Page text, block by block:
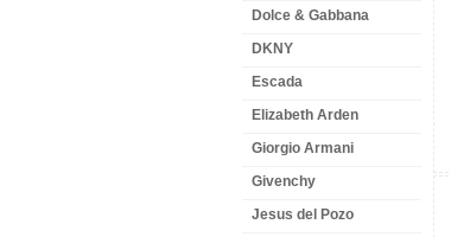
Dolce & Gabbana
DKNY
Escada
Elizabeth Arden
Giorgio Armani
Givenchy
Jesus del Pozo